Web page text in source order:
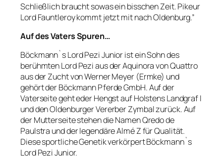
Schließlich braucht sowas ein bisschen Zeit. Pikeur
Lord Fauntleroy kommt jetzt mit nach Oldenburg.”
Auf des Vaters Spuren…
Böckmann`s Lord Pezi Junior ist ein Sohn des
berühmten Lord Pezi aus der Aquinora von Quattro
aus der Zucht von Werner Meyer (Ermke) und
gehört der Böckmann Pferde GmbH. Auf der
Vaterseite geht eder Hengst auf Holstens Landgraf I
und den Oldenburger Vererber Zymbal zurück. Auf
der Mutterseite stehen die Namen Qredo de
Paulstra und der legendäre Almé Z für Qualität.
Diese sportliche Genetik verkörpert Böckmann`s
Lord Pezi Junior.